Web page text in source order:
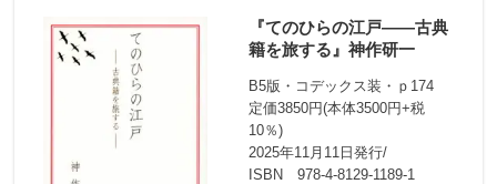
『てのひらの江戸――古典
籍を旅する』神作研一
B5版・コデックス装・ｐ174
定価3850円(本体3500円+税
10％)
2025年11月11日発行/
ISBN 978-4-8129-1189-1